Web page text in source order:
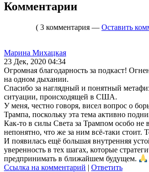
Комментарии
( 3 комментария — Оставить
Марина Михацкая
23 Дек, 2020 04:34
Огромная благодарность за подкаст!
на одном дыхании.
Спасибо за наглядный и понятный
ситуации, происходящей в США.
У меня, честно говоря, висел вопрос о
Трампа, поскольку эта тема активно
Как-то в силы Света за Трампом особо не
непонятно, что же за ним всё-таки стоит.
И появилась ещё большая внутренняя
уверенность в тех шагах, которые
предпринимать в ближайшем будущем.
Ссылка на комментарий | Ответить